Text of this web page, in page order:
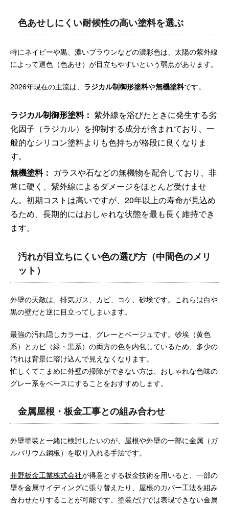
色あせしにくい耐候性の高い塗料を選ぶ
特にネイビーや黒、濃いブラウンなどの濃彩色は、太陽の紫外線
によって退色（色あせ）が目立ちやすいという弱点があります。
2026年現在の主流は、 ラジカル制御形塗料や無機塗料です。
ラジカル制御形塗料： 紫外線を浴びたときに発生する劣
化因子（ラジカル）を抑制する成分が含まれており、一
般的なシリコン塗料よりも色持ちが格段に良くなりま
す。
無機塗料： ガラスや石などの無機物を配合しており、非
常に硬く、紫外線によるダメージをほとんど受けませ
ん。初期コストは高いですが、20年以上の寿命が見込め
るため、長期的にはおしゃれな状態を最も長く維持でき
ます。
汚れが目立ちにくい色の選び方（中間色のメリ
ット）
外壁の天敵は、排気ガス、カビ、コケ、砂埃です。これらは白や
黒の壁だと逆に目立ってしまいます。
最強の汚れ隠しカラーは、グレーとベージュです。砂埃（黄色
系）とカビ（緑・黒系）の両方の色を内包しているため、多少の
汚れは背景に溶け込んで見えなくなります。
忙しくてこまめに外壁の掃除ができない方は、おしゃれな色味の
グレー系をベースにすることをおすすめします。
金属屋根・板金工事との組み合わせ
外壁塗装と一緒に検討したいのが、屋根や外壁の一部に金属（ガ
ルバリウム鋼板）を取り入れる手法です。
井野板金工業株式会社が得意とする板金技術を用いると、一部の
壁を金属サイディングに張り替えたり、屋根のカバー工法を組み
合わせたりすることが可能です。塗装だけでは表現できない金属